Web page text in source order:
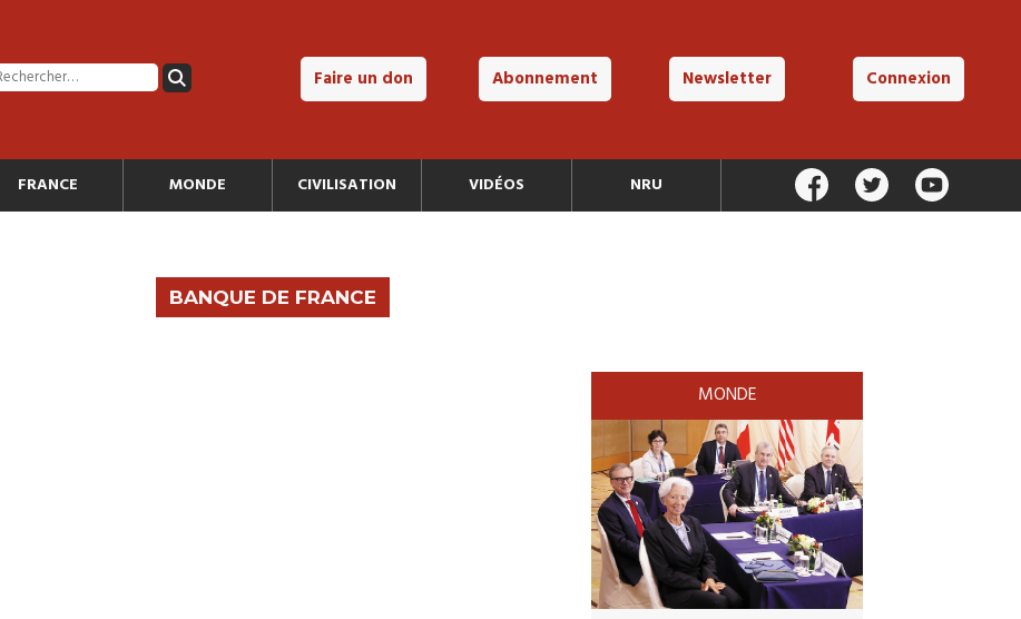
Faire un don Abonnement Newsletter Connexion
FRANCE MONDE CIVILISATION VIDÉOS NRU
BANQUE DE FRANCE
MONDE